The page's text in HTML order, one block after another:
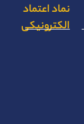
نماد اعتماد
الکترونیکی